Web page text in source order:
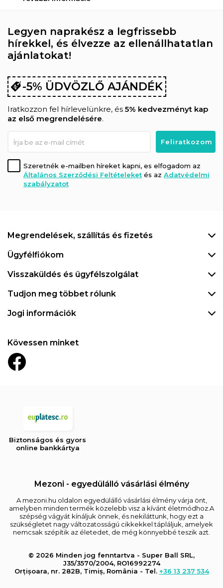
Legyen naprakész a legfrissebb
hírekkel, és élvezze az ellenállhatatlan
ajánlatokat!
-5% ÜDVÖZLŐ AJÁNDÉK
Iratkozzon fel hírlevelünkre, és 5% kedvezményt kap
az első megrendelésére.
Szeretnék e-mailben híreket kapni, es elfogadom az
Általános Szerződési Feltételeket és az Adatvédelmi
szabályzatot
Megrendelések, szállítás és fizetés
Ügyfélfiókom
Visszaküldés és ügyfélszolgálat
Tudjon meg többet rólunk
Jogi információk
Kövessen minket
Biztonságos és gyors
online bankkártya
Mezoni - egyedülálló vásárlási élmény
A mezoni.hu oldalon egyedülálló vásárlási élmény várja önt,
amelyben minden termék közelebb visz a kívánt életmódhoz.A
szépség vágyát kínáljuk önnek, és nekiláttunk, hogy ezt a
szükségletet nagy változatosságú cikkekkel tápláljuk, amelyek
nemcsak szépítik az életedet, de még könnyebbé teszik azt.
© 2026 Minden jog fenntartva - Super Ball SRL,
J35/3570/2004, RO16992274
Orțișoara, nr. 282B, Timiș, România - Tel. +36 13 237 534